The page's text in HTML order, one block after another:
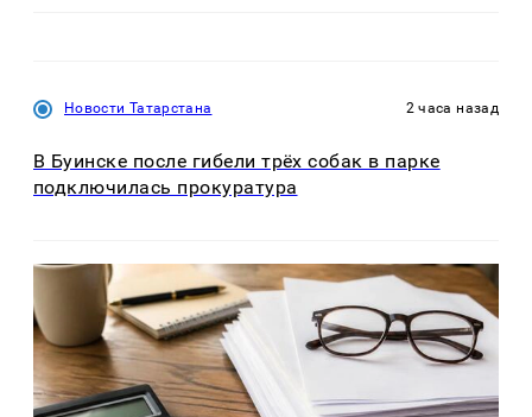
Новости Татарстана 2 часа назад
В Буинске после гибели трёх собак в парке
подключилась прокуратура